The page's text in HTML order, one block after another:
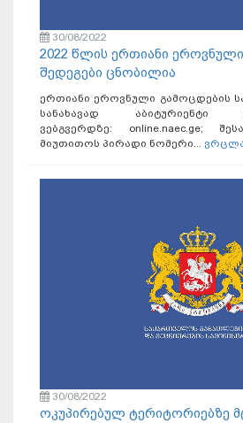
30/08/2022
2022 წლის ერთიანი
შედეგები ცნობილია
ერთიანი ეროვნული გამოცდების
სანახავად
ვებგვერდზე: online.naec.ge;
მიუთითოს პირადი ნომერი...
30/08/2022
ოკუპირებულ ტერიტორიებზე